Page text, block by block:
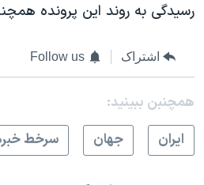
رسیدگی به روند این پرونده
اشتراک Follow us
همچنبن ببینید:
ايران
جهان سرخط